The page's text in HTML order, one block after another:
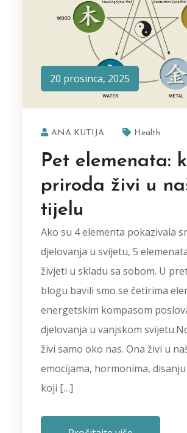
20 prosinca, 2025
ANA KUTIJA Health
Pet elemenata:
priroda živi u
tijelu
Ako su 4 elementa pokazivala
djelovanja u svijetu, 5
živjeti u skladu sa sobom. U
blogu bavili smo se četirima
energetskim kompasom
djelovanja u vanjskom
živi samo oko nas. Ona živi u
emocijama, hormonima,
koji […]